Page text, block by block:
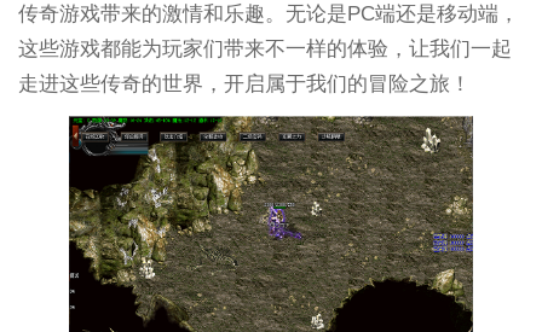
传奇游戏带来的激情和乐趣。无论是PC端还是移动端，
这些游戏都能为玩家们带来不一样的体验，让我们一起
走进这些传奇的世界，开启属于我们的冒险之旅！